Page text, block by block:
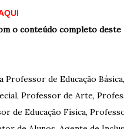
o conteúdo completo deste
Professor de Educação
Professor de Arte,
de Educação Física,